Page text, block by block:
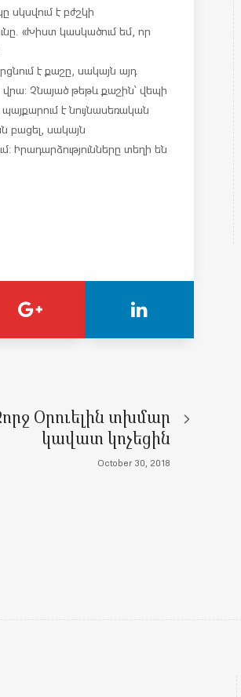
սկսվում է բժշկի
«Խիստ կասկածում եմ, որ
է քաշը, սակայն այդ
Չնայած թեթև քաշին՝ վեպի
է նույնասեռական
բացել, սակայն
Իրադարձությունները տեղի են
Ջորջ Օրուելին տխմար
կավատ կոչեցին
October 30, 2018